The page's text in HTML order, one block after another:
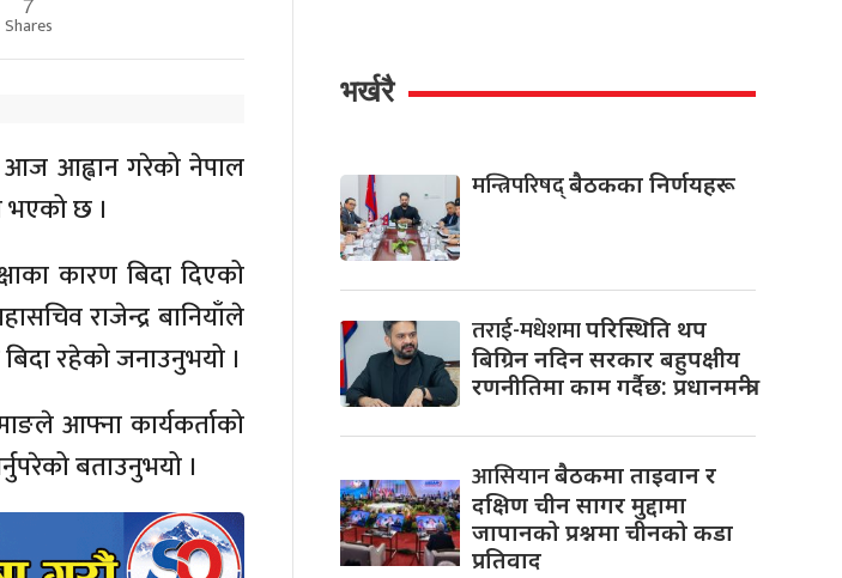
Shares
आज आह्वान गरेको नेपाल
भएको छ ।
कारण बिदा दिएको
राजेन्द्र बानियाँले
रहेको जनाउनुभयो ।
आफ्ना कार्यकर्ताको
बताउनुभयो ।
भर्खरै
मन्त्रिपरिषद्बैठकका निर्णयहरू
तराई-मधेशमापरिस्थिति थप
बिग्रिन नदिन सरकार बहुपक्षीय
रणनीतिमा काम गर्दैछ: प्रधानमन्त्री
आसियानबैठकमा ताइवान र
दक्षिण चीन सागर मुद्दामा
जापानको प्रश्नमा चीनको कडा
प्रतिवाद